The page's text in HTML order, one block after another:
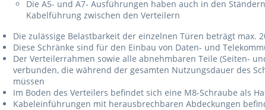
Die A5- und A7- Ausführungen haben auch in den
Kabelführung zwischen den Verteilern
Die zulässige Belastbarkeit der einzelnen Türen beträgt max.
Diese Schränke sind für den Einbau von Daten- und
Der Verteilerrahmen sowie alle abnehmbaren Teile (Seiten-
verbunden, die während der gesamten Nutzungsdauer des
müssen
Im Boden des Verteilers befindet sich eine M8-Schraube als
Kabeleinführungen mit herausbrechbaren Abdeckungen